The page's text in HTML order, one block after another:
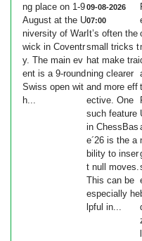
ng place on 1-9
August at the U
niversity of War
wick in Coventr
y. The main ev
ent is a 9-round
Swiss open wit
h...
09-08-2026
07:00
It’s often the
small tricks t
hat make trai
ning clearer
and more eff
ective. One
such feature
in ChessBas
e´26 is the a
bility to inser
t null moves.
This can be
especially he
lpful in...